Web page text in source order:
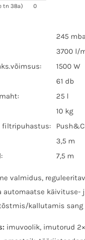
tn 38a) 0
245
3700 l/
1500 W
61 db
25 l
10 kg
filtripuhastus:
3,5 m
7,5 m
valmidus,
käivituse-
kallutamis sang
imuvoolik, imutorud